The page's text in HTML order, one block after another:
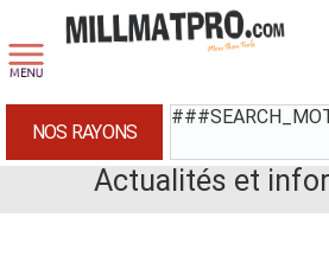
NOS RAYONS
Actualités et